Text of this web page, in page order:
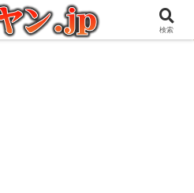
管理人の愉快な日々を綴るブログ
検索